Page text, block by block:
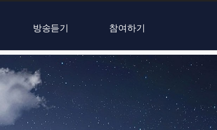
방송듣기 참여하기